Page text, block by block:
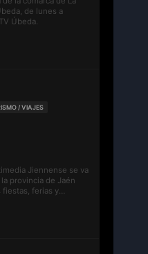
de lunes a
Úbeda.
/ VIAJES
Jiennense se va
provincia de Jaén
fiestas, ferias y